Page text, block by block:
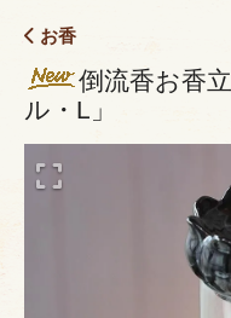
お香
倒流香お香
ル・L」